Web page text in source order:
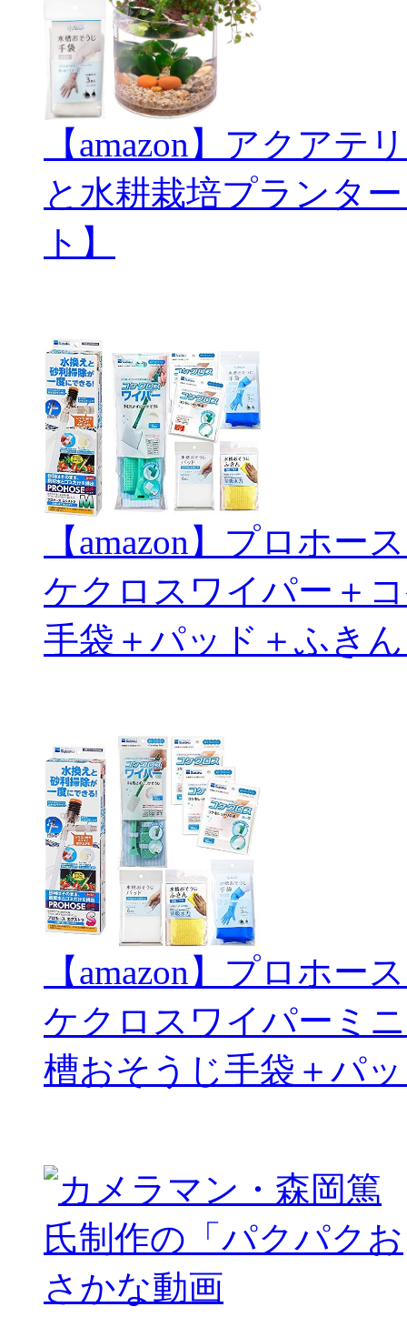
【amazon】アクアテ
と水耕栽培プランタ
ト】
【amazon】プロホ
ケクロスワイパー＋
手袋＋パッド＋ふき
【amazon】プロホー
ケクロスワイパーミ
槽おそうじ手袋＋パ